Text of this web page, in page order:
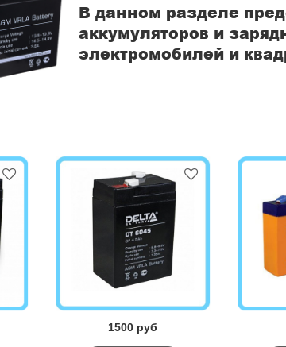
В данном разделе
аккумуляторов и
электромобилей и
1500 руб